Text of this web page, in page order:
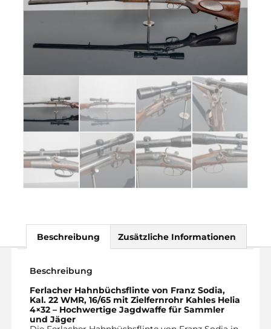
Beschreibung Zusätzliche Informationen
Beschreibung
Ferlacher Hahnbüchsflinte von Franz Sodia,
Kal. 22 WMR, 16/65 mit Zielfernrohr Kahles Helia
4×32 – Hochwertige Jagdwaffe für Sammler
und Jäger